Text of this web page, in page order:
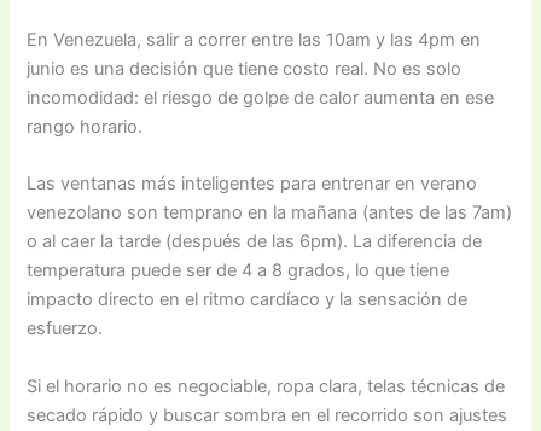
En Venezuela, salir a correr entre las 10am y las 4pm en
junio es una decisión que tiene costo real. No es solo
incomodidad: el riesgo de golpe de calor aumenta en ese
rango horario.
Las ventanas más inteligentes para entrenar en verano
venezolano son temprano en la mañana (antes de las 7am)
o al caer la tarde (después de las 6pm). La diferencia de
temperatura puede ser de 4 a 8 grados, lo que tiene
impacto directo en el ritmo cardíaco y la sensación de
esfuerzo.
Si el horario no es negociable, ropa clara, telas técnicas de
secado rápido y buscar sombra en el recorrido son ajustes